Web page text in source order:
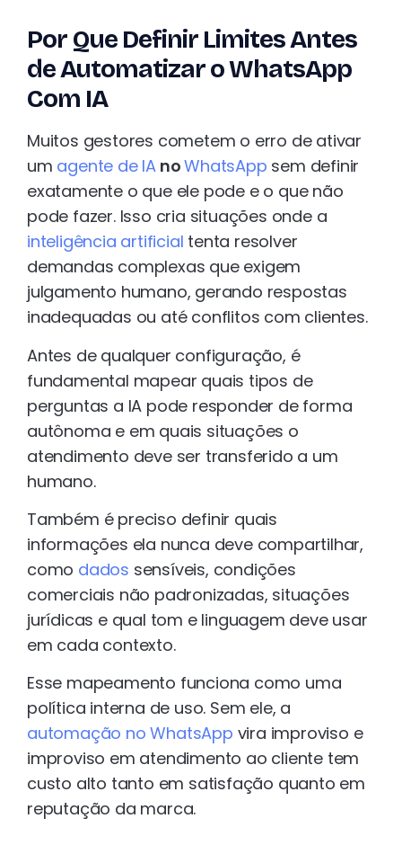
Por Que Definir Limites Antes
de Automatizar o WhatsApp
Com IA
Muitos gestores cometem o erro de ativar
um agente de IA noWhatsApp sem definir
exatamente o que ele pode e o que não
pode fazer. Isso cria situações onde a
inteligência artificial tenta resolver
demandas complexas que exigem
julgamento humano, gerando respostas
inadequadas ou até conflitos com clientes.
Antes de qualquer configuração, é
fundamental mapear quais tipos de
perguntas a IA pode responder de forma
autônoma e em quais situações o
atendimento deve ser transferido a um
humano.
Também é preciso definir quais
informações ela nunca deve compartilhar,
como dados sensíveis, condições
comerciais não padronizadas, situações
jurídicas e qual tom e linguagem deve usar
em cada contexto.
Esse mapeamento funciona como uma
política interna de uso. Sem ele, a
automação no WhatsApp vira improviso e
improviso em atendimento ao cliente tem
custo alto tanto em satisfação quanto em
reputação da marca.